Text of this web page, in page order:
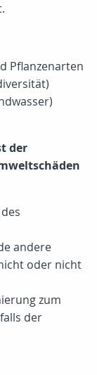
Pflanzenarten
der
andere
oder nicht
zum
der